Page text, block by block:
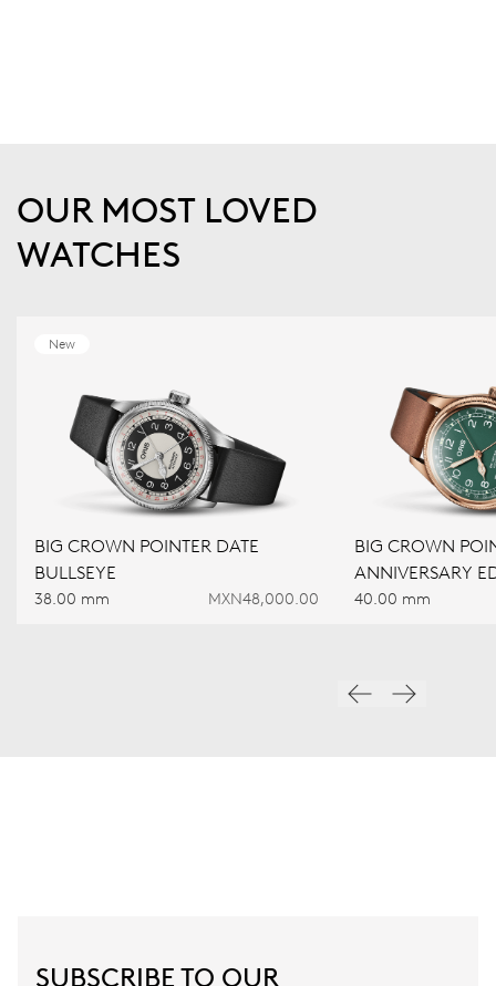
OUR MOST LOVED
WATCHES
New
BIG CROWN POINTER DATE
BULLSEYE
38.00 mm MXN48,000.00
BIG CROWN
ANNIVERSARY
40.00 mm
SUBSCRIBE TO OUR